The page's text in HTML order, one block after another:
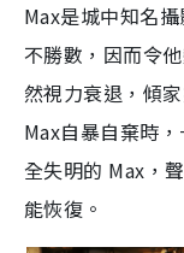
Max是城中知名
不勝數，因而令
然視力衰退，傾
Max自暴自棄時
全失明的 Max，
能恢復。